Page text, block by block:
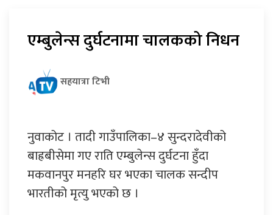
एम्बुलेन्स दुर्घटनामा चालकको निधन
सहयात्रा टिभी
नुवाकोट । तादी गाउँपालिका–४ सुन्दरादेवीको
बाह्रबीसेमा गए राति एम्बुलेन्स दुर्घटना हुँदा
मकवानपुर मनहरि घर भएका चालक सन्दीप
भारतीको मृत्यु भएको छ ।